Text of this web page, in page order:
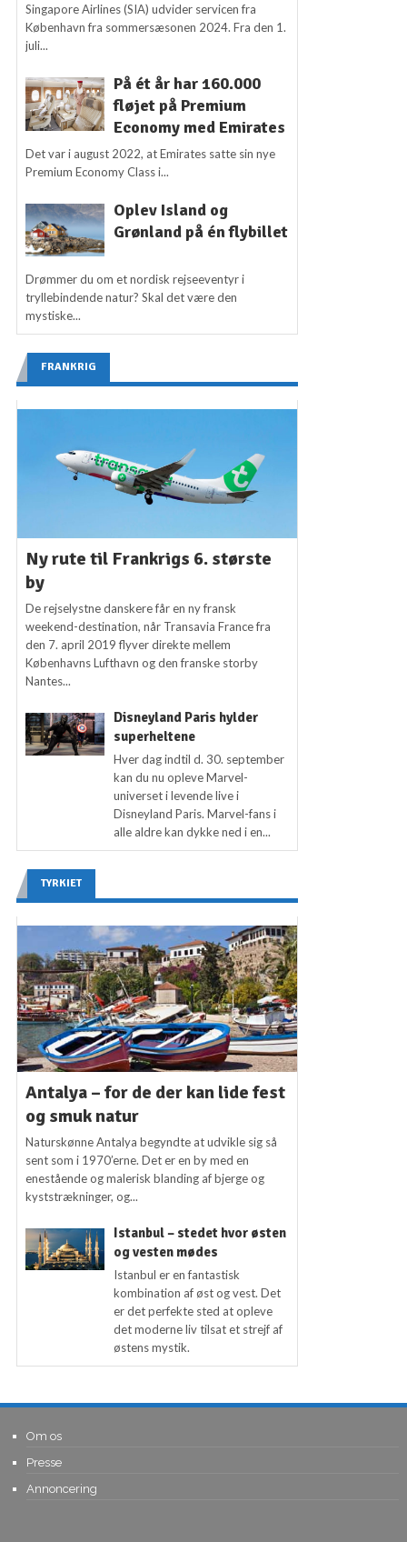
Singapore Airlines (SIA) udvider servicen fra
København fra sommersæsonen 2024. Fra den 1.
juli...
På ét år har 160.000
fløjet på Premium
Economy med Emirates
Det var i august 2022, at Emirates satte sin nye
Premium Economy Class i...
Oplev Island og
Grønland på én flybillet
Drømmer du om et nordisk rejseeventyr i
tryllebindende natur? Skal det være den
mystiske...
FRANKRIG
Ny rute til Frankrigs 6. største
by
De rejselystne danskere får en ny fransk
weekend-destination, når Transavia France fra
den 7. april 2019 flyver direkte mellem
Københavns Lufthavn og den franske storby
Nantes...
Disneyland Paris hylder
superheltene
Hver dag indtil d. 30. september
kan du nu opleve Marvel-
universet i levende live i
Disneyland Paris. Marvel-fans i
alle aldre kan dykke ned i en...
TYRKIET
Antalya – for de der kan lide fest
og smuk natur
Naturskønne Antalya begyndte at udvikle sig så
sent som i 1970’erne. Det er en by med en
enestående og malerisk blanding af bjerge og
kyststrækninger, og...
Istanbul – stedet hvor østen
og vesten mødes
Istanbul er en fantastisk
kombination af øst og vest. Det
er det perfekte sted at opleve
det moderne liv tilsat et strejf af
østens mystik.
Om os
Presse
Annoncering